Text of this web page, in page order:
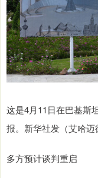
这是4月11日在巴基斯
报。新华社发（艾哈迈
多方预计谈判重启